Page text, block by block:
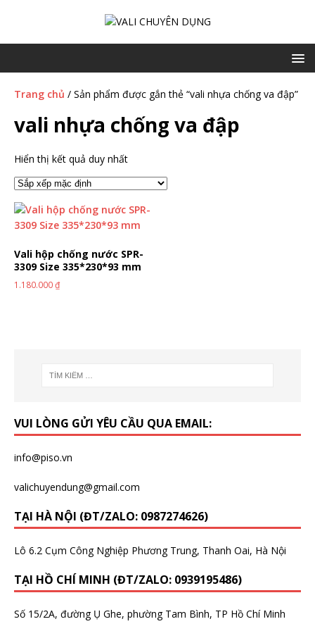
Trang chủ / Sản phẩm được gắn thẻ “vali nhựa chống va đập”
vali nhựa chống va đập
Hiển thị kết quả duy nhất
Vali hộp chống nước SPR-
3309 Size 335*230*93 mm
1.180.000₫
VUI LÒNG GỬI YÊU CẦU QUA EMAIL:
info@piso.vn
valichuyendung@gmail.com
TẠI HÀ NỘI (ĐT/ZALO: 0987274626)
Lô 6.2 Cụm Công Nghiệp Phương Trung, Thanh Oai, Hà Nội
TẠI HỒ CHÍ MINH (ĐT/ZALO: 0939195486)
Số 15/2A, đường Ụ Ghe, phường Tam Bình, TP Hồ Chí Minh